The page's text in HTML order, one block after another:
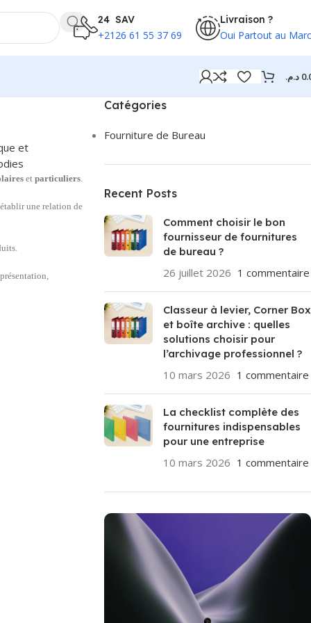
24 SAV
+2126 61 55 37 69
Livraison ?
Oui Partout au
د.م.
et
et particuliers.
une relation de
Catégories
Fourniture de Bureau
Recent Posts
Comment choisir le bon
fournisseur de fournitures
de bureau ?
26 juillet 2026 1 commentaire
Classeur à levier, Corner Box
et boîte archive : quelles
solutions choisir pour
l’archivage professionnel ?
10 mars 2026 1 commentaire
La checklist complète des
fournitures indispensables
pour une entreprise
10 mars 2026 1 commentaire